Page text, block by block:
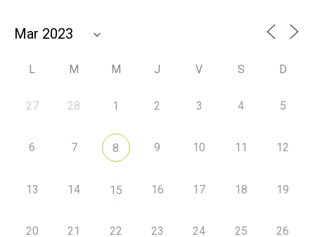
L M M J V S D
27 28 1 2 3 4 5
6 7 8 9 10 11 12
13 14 15 16 17 18 19
20 21 22 23 24 25 26